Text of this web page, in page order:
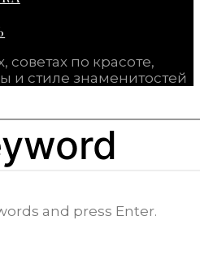
по красоте,
и стиле знаменитостей
and press Enter.